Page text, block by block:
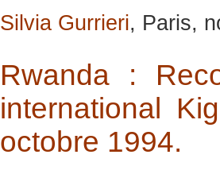
Silvia Gurrieri, Paris,
Rwanda :
international
octobre 1994.